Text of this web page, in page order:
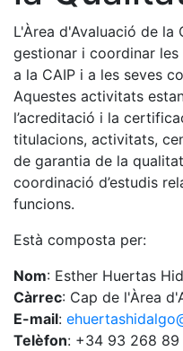
L'Àrea d'Avaluació de la
gestionar i coordinar
a la CAIP i a les seves
Aquestes activitats
l’acreditació i la
titulacions, activitats,
de garantia de la
coordinació d’estudis
funcions.
Està composta per:
Nom: Esther Huertas
Càrrec: Cap de l'Àrea
E-mail:
Telèfon: +34 93 268 89